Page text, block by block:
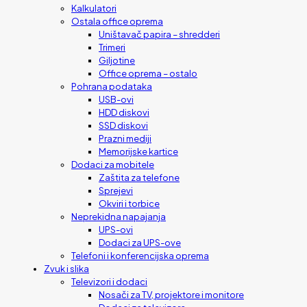
Kalkulatori
Ostala office oprema
Uništavač papira – shredderi
Trimeri
Giljotine
Office oprema – ostalo
Pohrana podataka
USB-ovi
HDD diskovi
SSD diskovi
Prazni mediji
Memorijske kartice
Dodaci za mobitele
Zaštita za telefone
Sprejevi
Okviri i torbice
Neprekidna napajanja
UPS-ovi
Dodaci za UPS-ove
Telefoni i konferencijska oprema
Zvuk i slika
Televizori i dodaci
Nosači za TV, projektore i monitore